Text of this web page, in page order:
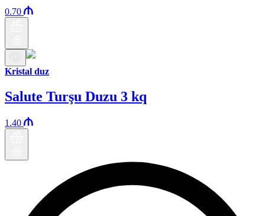
0.70
Kristal duz
Salute Turşu Duzu 3 kq
1.40